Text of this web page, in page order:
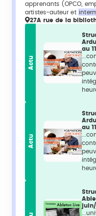
apprenants (OPCO,
artistes-auteur et
27A rue de la
Actu
au
Actu
au